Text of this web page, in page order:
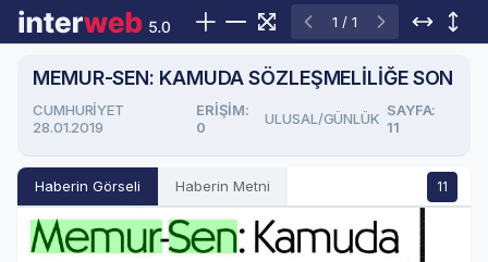
1 / 1
MEMUR-SEN: KAMUDA SÖZLEŞMELİLİĞE SON
CUMHURİYET
28.01.2019
ERIŞIM:
0
ULUSAL/GÜNLÜK SAYFA:
11
Haberin Görseli Haberin Metni 11